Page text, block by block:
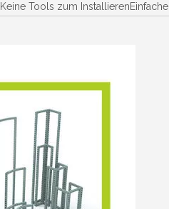
Tools zum